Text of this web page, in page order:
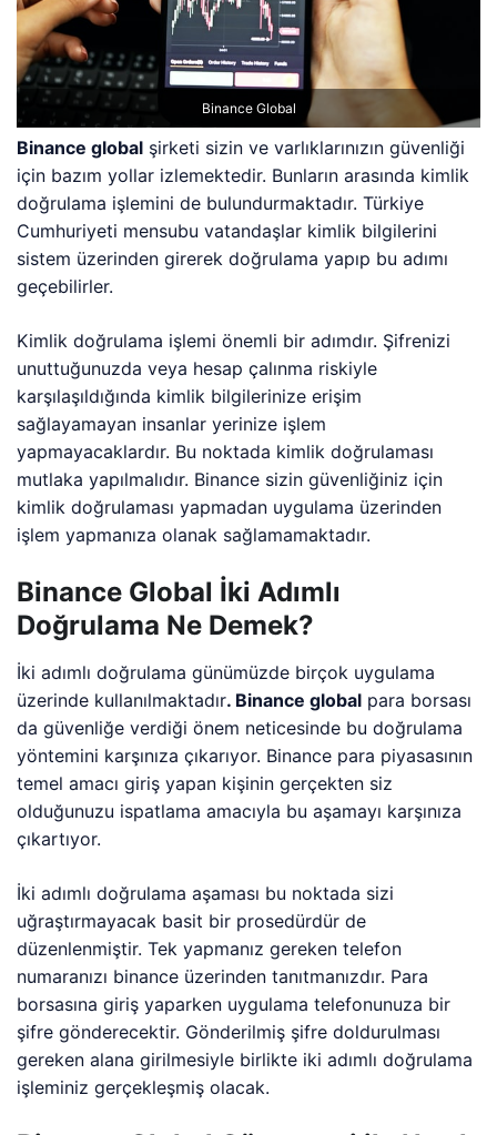
Binance Global
Binance global şirketi sizin ve varlıklarınızın güvenliği
için bazım yollar izlemektedir. Bunların arasında kimlik
doğrulama işlemini de bulundurmaktadır. Türkiye
Cumhuriyeti mensubu vatandaşlar kimlik bilgilerini
sistem üzerinden girerek doğrulama yapıp bu adımı
geçebilirler.
Kimlik doğrulama işlemi önemli bir adımdır. Şifrenizi
unuttuğunuzda veya hesap çalınma riskiyle
karşılaşıldığında kimlik bilgilerinize erişim
sağlayamayan insanlar yerinize işlem
yapmayacaklardır. Bu noktada kimlik doğrulaması
mutlaka yapılmalıdır. Binance sizin güvenliğiniz için
kimlik doğrulaması yapmadan uygulama üzerinden
işlem yapmanıza olanak sağlamamaktadır.
Binance Global İki Adımlı
Doğrulama Ne Demek?
İki adımlı doğrulama günümüzde birçok uygulama
üzerinde kullanılmaktadır. Binance global para borsası
da güvenliğe verdiği önem neticesinde bu doğrulama
yöntemini karşınıza çıkarıyor. Binance para piyasasının
temel amacı giriş yapan kişinin gerçekten siz
olduğunuzu ispatlama amacıyla bu aşamayı karşınıza
çıkartıyor.
İki adımlı doğrulama aşaması bu noktada sizi
uğraştırmayacak basit bir prosedürdür de
düzenlenmiştir. Tek yapmanız gereken telefon
numaranızı binance üzerinden tanıtmanızdır. Para
borsasına giriş yaparken uygulama telefonunuza bir
şifre gönderecektir. Gönderilmiş şifre doldurulması
gereken alana girilmesiyle birlikte iki adımlı doğrulama
işleminiz gerçekleşmiş olacak.